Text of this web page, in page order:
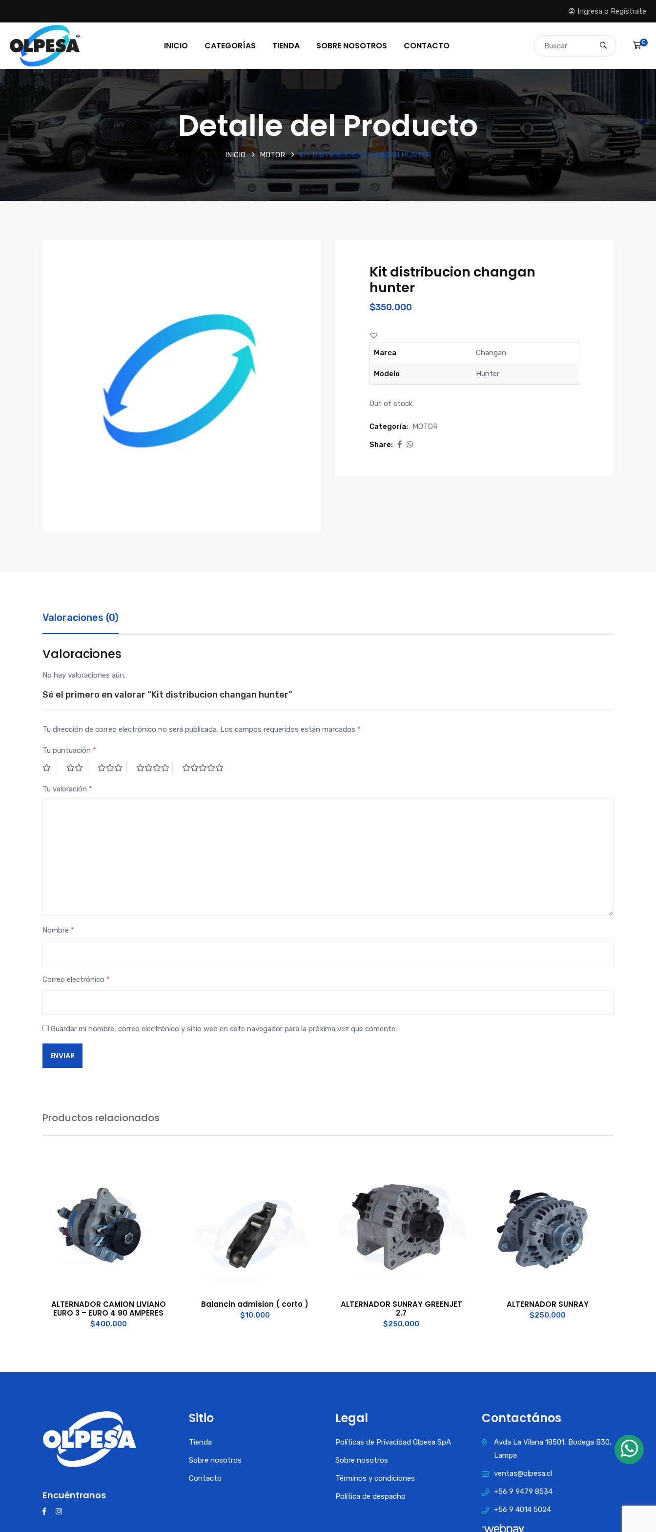
Ingresa o Regístrate
INICIO CATEGORÍAS TIENDA SOBRE NOSOTROS CONTACTO 0
Detalle del Producto
INICIO MOTOR KIT DISTRIBUCION CHANGAN HUNTER
Kit distribucion changan
hunter
$350.000
Marca Changan
Modelo Hunter
Out of stock
Categoría: MOTOR
Share:
Valoraciones (0)
Valoraciones
No hay valoraciones aún.
Sé el primero en valorar “Kit distribucion changan hunter”
Tu dirección de correo electrónico no será publicada. Los campos requeridos están marcados *
Tu puntuación *
Tu valoración *
Nombre *
Correo electrónico *
Guardar mi nombre, correo electrónico y sitio web en este navegador para la próxima vez que comente.
Productos relacionados
ALTERNADOR CAMION LIVIANO
EURO 3 – EURO 4 90 AMPERES
$400.000
Balancin admision ( corto )
$10.000
ALTERNADOR SUNRAY GREENJET
2.7
$250.000
ALTERNADOR SUNRAY
$250.000
Encuéntranos
Sitio
Tienda
Sobre nosotros
Contacto
Legal
Políticas de Privacidad Olpesa SpA
Sobre nosotros
Términos y condiciones
Política de despacho
Contactános
Avda La Vilana 18501, Bodega B30,
Lampa
ventas@olpesa.cl
+56 9 9479 8534
+56 9 4014 5024